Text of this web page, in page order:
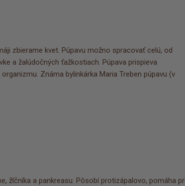
zbierame kvet. Púpavu možno spracovať celú, od
a žalúdočných ťažkostiach. Púpava prispieva
Známa bylinkárka Maria Treben púpavu (v
žlčníka a pankreasu. Pôsobí protizápalovo, pomáha